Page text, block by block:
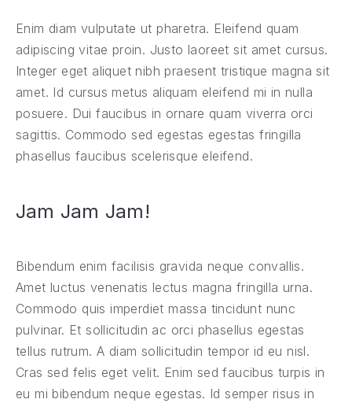
Enim diam vulputate ut pharetra. Eleifend quam
adipiscing vitae proin. Justo laoreet sit amet cursus.
Integer eget aliquet nibh praesent tristique magna sit
amet. Id cursus metus aliquam eleifend mi in nulla
posuere. Dui faucibus in ornare quam viverra orci
sagittis. Commodo sed egestas egestas fringilla
phasellus faucibus scelerisque eleifend.
Jam Jam Jam!
Bibendum enim facilisis gravida neque convallis.
Amet luctus venenatis lectus magna fringilla urna.
Commodo quis imperdiet massa tincidunt nunc
pulvinar. Et sollicitudin ac orci phasellus egestas
tellus rutrum. A diam sollicitudin tempor id eu nisl.
Cras sed felis eget velit. Enim sed faucibus turpis in
eu mi bibendum neque egestas. Id semper risus in